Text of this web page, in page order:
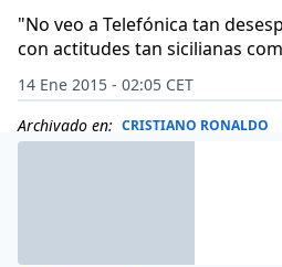
"No veo a Telefónica tan
con actitudes tan sicilianas
14 Ene 2015 - 02:05 CET
Archivado en: CRISTIANO RONALDO